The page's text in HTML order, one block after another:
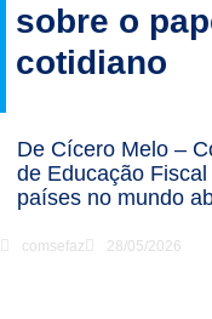
sobre o
cotidiano
De Cícero Melo –
de Educação
países no mundo
comsefaz 28/05/2026